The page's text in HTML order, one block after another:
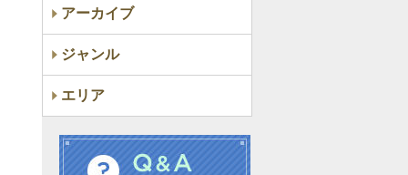
アーカイブ
ジャンル
エリア